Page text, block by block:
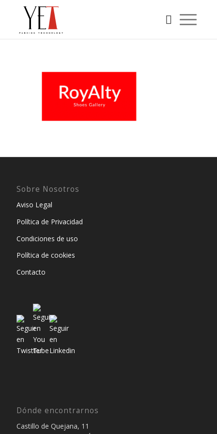
Sobre Nosotros
Aviso Legal
Política de Privacidad
Condiciones de uso
Política de cookies
Contacto
Dónde encontrarnos
Castillo de Quejana, 11